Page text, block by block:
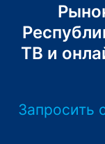
ТВ и
Запросить